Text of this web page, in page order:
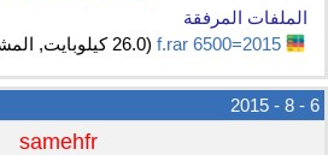
الملفات المرفقة
2015=6500 f.rar‏
(26.0 كيلوبايت, المشاهدات 90)
6 - 8 - 2015
samehfr